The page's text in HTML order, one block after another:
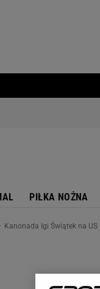
PIŁKA NOŻNA
Kanonada Igi Świątek na